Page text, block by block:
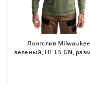
Лонгслив Milwaukee
зеленый, HT LS GN,